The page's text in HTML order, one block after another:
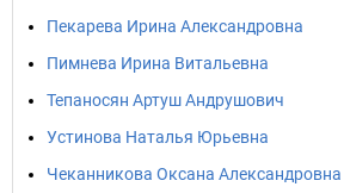
Пекарева Ирина Александровна
Пимнева Ирина Витальевна
Тепаносян Артуш Андрушович
Устинова Наталья Юрьевна
Чеканникова Оксана Александровна